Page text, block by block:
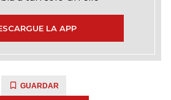
LA APP
GUARDAR